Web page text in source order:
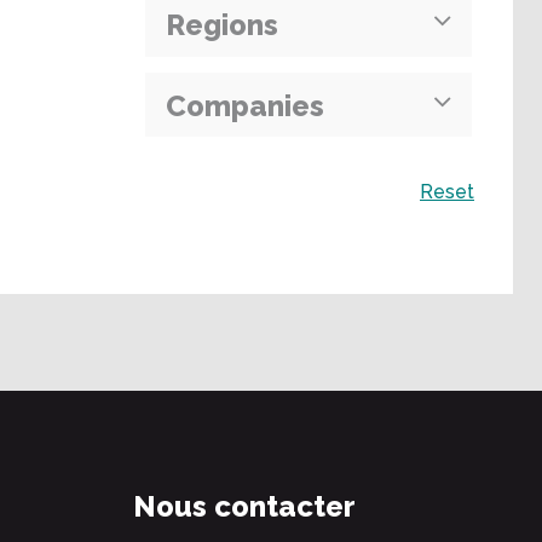
Regions
Companies
Reset
Nous contacter